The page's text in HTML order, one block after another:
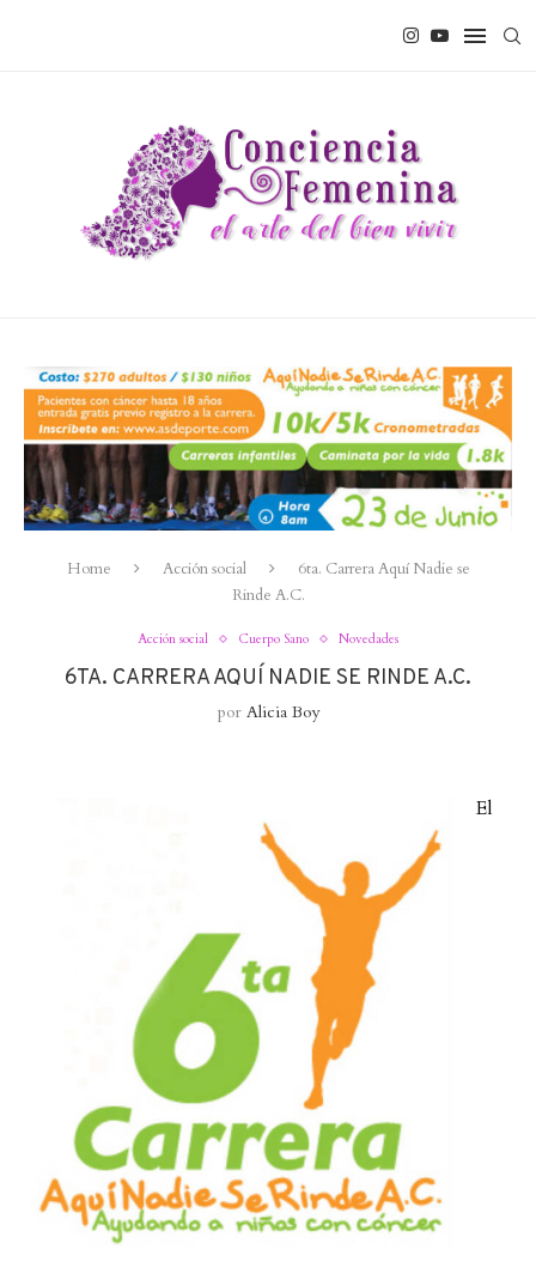
Home Acción social
6ta. Carrera Aquí Nadie se
Rinde A.C.
Acción social Cuerpo Sano Novedades
6TA. CARRERA AQUÍ NADIE SE RINDE A.C.
por Alicia Boy
El